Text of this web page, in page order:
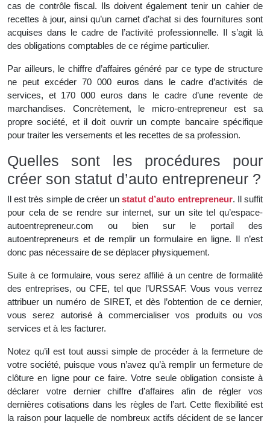
cas de contrôle fiscal. Ils doivent également tenir un cahier de
recettes à jour, ainsi qu’un carnet d’achat si des fournitures sont
acquises dans le cadre de l’activité professionnelle. Il s’agit là
des obligations comptables de ce régime particulier.
Par ailleurs, le chiffre d’affaires généré par ce type de structure
ne peut excéder 70 000 euros dans le cadre d’activités de
services, et 170 000 euros dans le cadre d’une revente de
marchandises. Concrètement, le micro-entrepreneur est sa
propre société, et il doit ouvrir un compte bancaire spécifique
pour traiter les versements et les recettes de sa profession.
Quelles sont les procédures pour
créer son statut d’auto entrepreneur ?
Il est très simple de créer unstatut d’auto entrepreneur. Il suffit
pour cela de se rendre sur internet, sur un site tel qu’espace-
autoentrepreneur.com ou bien sur le portail des
autoentrepreneurs et de remplir un formulaire en ligne. Il n’est
donc pas nécessaire de se déplacer physiquement.
Suite à ce formulaire, vous serez affilié à un centre de formalité
des entreprises, ou CFE, tel que l’URSSAF. Vous vous verrez
attribuer un numéro de SIRET, et dès l’obtention de ce dernier,
vous serez autorisé à commercialiser vos produits ou vos
services et à les facturer.
Notez qu’il est tout aussi simple de procéder à la fermeture de
votre société, puisque vous n’avez qu’à remplir un fermeture de
clôture en ligne pour ce faire. Votre seule obligation consiste à
déclarer votre dernier chiffre d’affaires afin de régler vos
dernières cotisations dans les règles de l’art. Cette flexibilité est
la raison pour laquelle de nombreux actifs décident de se lancer